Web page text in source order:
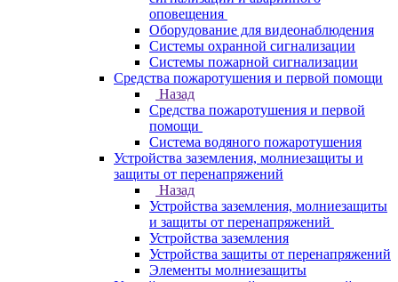
оповещения
Оборудование для видеонаблюдения
Системы охранной сигнализации
Системы пожарной сигнализации
Средства пожаротушения и первой помощи
Назад
Средства пожаротушения и первой
помощи
Система водяного пожаротушения
Устройства заземления, молниезащиты и
защиты от перенапряжений
Назад
Устройства заземления, молниезащиты
и защиты от перенапряжений
Устройства заземления
Устройства защиты от перенапряжений
Элементы молниезащиты